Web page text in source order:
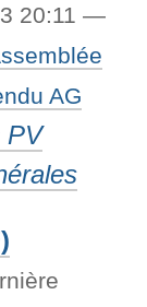
20:11—
AG
PV